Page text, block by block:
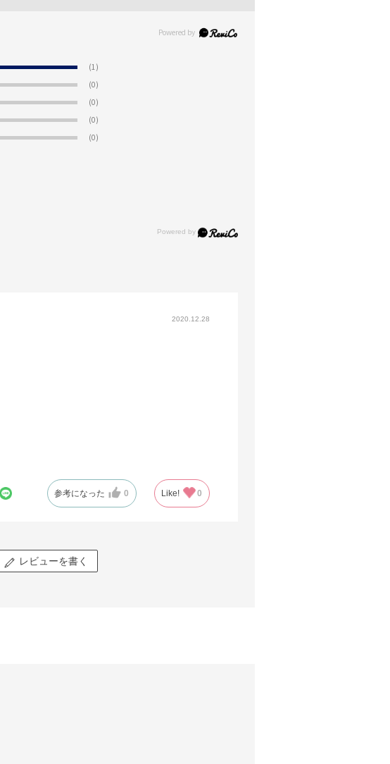
(1)
(0)
(0)
(0)
(0)
2020.12.28
参考になった 0 Like! 0
レビューを書く